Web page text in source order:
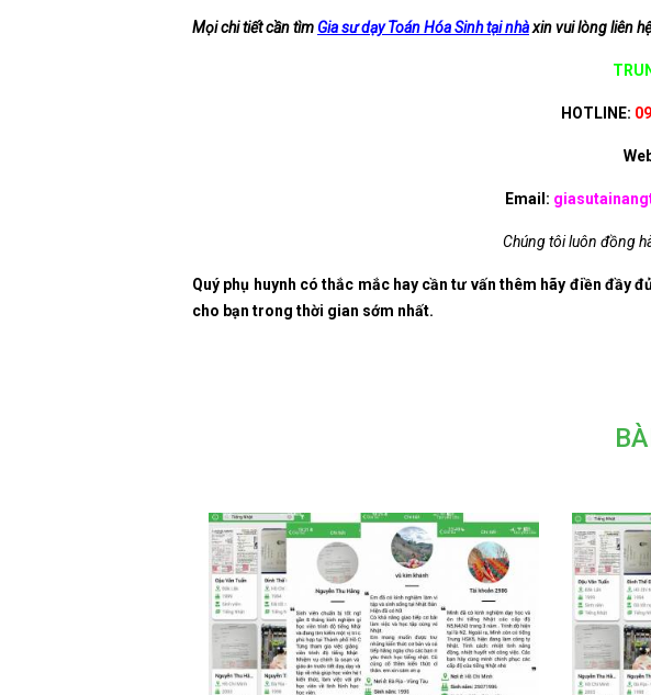
Mọi chi tiết cần tìm Gia sư dạy Toán Hóa Sinh tại nhàxin vui lòng liên
HOTLINE:
Email:
Chúng tôi luôn đồng
Quý phụ huynh có thắc mắc hay cần tư vấn thêm hãy điền đầy
cho bạn trong thời gian sớm nhất.